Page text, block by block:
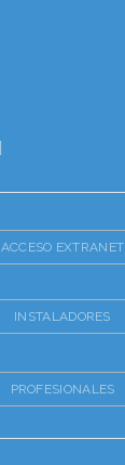
ACCESO EXTRANET
INSTALADORES
PROFESIONALES